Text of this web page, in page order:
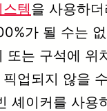
템을 사용하
가 될 수는
또는 구석에 위
업되지 않을
셰이커를 사용